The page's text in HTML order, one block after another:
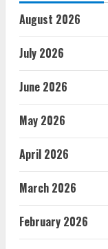
August 2026
July 2026
June 2026
May 2026
April 2026
March 2026
February 2026